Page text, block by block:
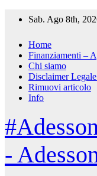
Sab. Ago 8th,
Home
Finanziamenti –
Chi siamo
Disclaimer
Rimuovi articolo
Info
-